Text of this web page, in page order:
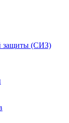
защиты (СИЗ)